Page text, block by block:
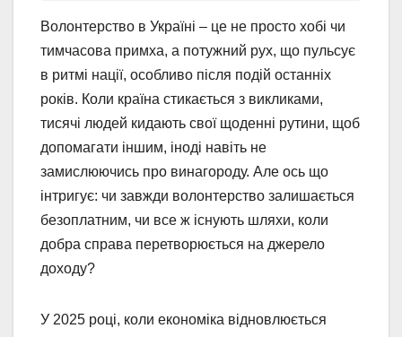
Волонтерство в Україні – це не просто хобі чи
тимчасова примха, а потужний рух, що пульсує
в ритмі нації, особливо після подій останніх
років. Коли країна стикається з викликами,
тисячі людей кидають свої щоденні рутини, щоб
допомагати іншим, іноді навіть не
замислюючись про винагороду. Але ось що
інтригує: чи завжди волонтерство залишається
безоплатним, чи все ж існують шляхи, коли
добра справа перетворюється на джерело
доходу?
У 2025 році, коли економіка відновлюється